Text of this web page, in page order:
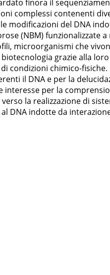
finora il
complessi contenenti
modificazioni del DNA
(NBM) funzionalizzate
microorganismi che
grazie alla
condizioni chimico-
il DNA e per la
per la
la realizzazione di
DNA indotte da